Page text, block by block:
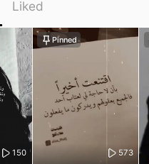
Liked
150 573
Pinned